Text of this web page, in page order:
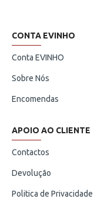
CONTA EVINHO
Conta EVINHO
Sobre Nós
Encomendas
APOIO AO CLIENTE
Contactos
Devolução
Politica de Privacidade